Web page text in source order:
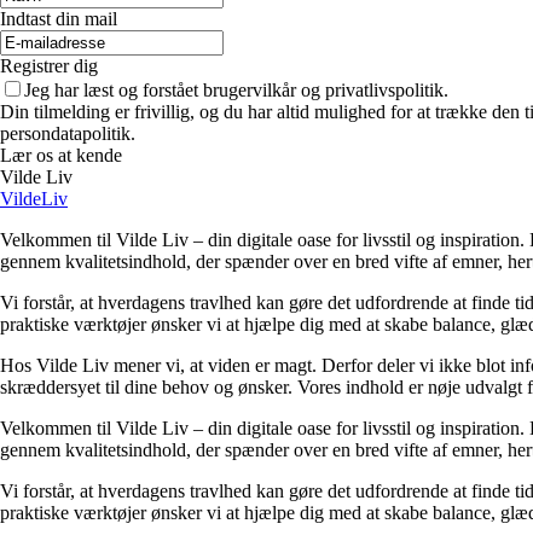
Indtast din mail
Registrer dig
Jeg har læst og forstået brugervilkår og privatlivspolitik.
Din tilmelding er frivillig, og du har altid mulighed for at trække den
persondatapolitik.
Lær os at kende
Vilde Liv
VildeLiv
Velkommen til Vilde Liv – din digitale oase for livsstil og inspiration.
gennem kvalitetsindhold, der spænder over en bred vifte af emner,
Vi forstår, at hverdagens travlhed kan gøre det udfordrende at finde
praktiske værktøjer ønsker vi at hjælpe dig med at skabe balance,
Hos Vilde Liv mener vi, at viden er magt. Derfor deler vi ikke blot
skræddersyet til dine behov og ønsker. Vores indhold er nøje udvalgt
Velkommen til Vilde Liv – din digitale oase for livsstil og inspiration.
gennem kvalitetsindhold, der spænder over en bred vifte af emner,
Vi forstår, at hverdagens travlhed kan gøre det udfordrende at finde
praktiske værktøjer ønsker vi at hjælpe dig med at skabe balance,